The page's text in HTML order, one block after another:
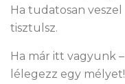
Ha tudatosan
tisztulsz.
Ha már itt vagyunk
lélegezz egy